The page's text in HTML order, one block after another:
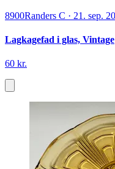
8900Randers C · 21. sep.
Lagkagefad i glas, Vintage
60 kr.